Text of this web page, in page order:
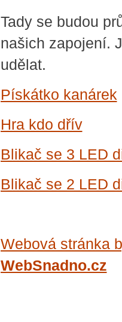
Tady se budou
našich zapojení.
udělat.
Pískátko kanárek
Hra kdo dřív
Blikač se 3 LED
Blikač se 2 LED
Webová stránka
WebSnadno.cz